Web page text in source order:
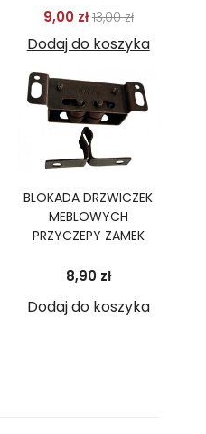
9,00 złCena
13,00 złCena
Dodaj do koszyka
BLOKADA DRZWICZEK
MEBLOWYCH
PRZYCZEPY ZAMEK
8,90 złCena
Dodaj do koszyka